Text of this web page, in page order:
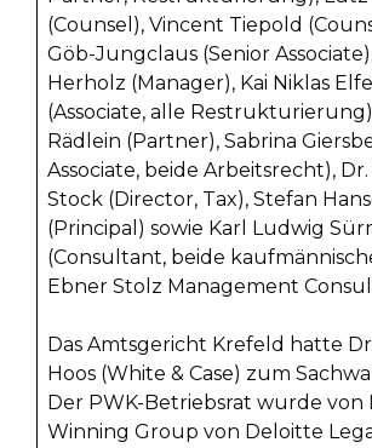
(Counsel), Vincent Tiepold
Göb-Jungclaus (Senior
Herholz (Manager), Kai Niklas
(Associate, alle
Rädlein (Partner), Sabrina
Associate, beide Arbeitsrecht),
Stock (Director, Tax), Stefan
(Principal) sowie Karl Ludwig
(Consultant, beide
Ebner Stolz Management
Das Amtsgericht Krefeld hatte
Hoos (White & Case) zum
Der PWK-Betriebsrat wurde von
Winning Group von Deloitte